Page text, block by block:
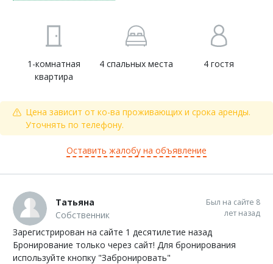
1-комнатная
квартира
4 спальных места 4 гостя
Цена зависит от ко-ва проживающих и срока аренды.
Уточнять по телефону.
Оставить жалобу на объявление
Татьяна
Собственник
Был на сайте 8
лет назад
Зарегистрирован на сайте 1 десятилетие назад
Бронирование только через сайт! Для бронирования
используйте кнопку "Забронировать"